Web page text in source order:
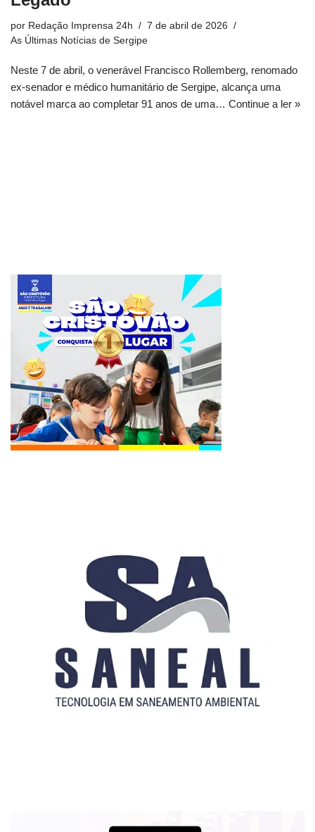
por Redação Imprensa 24h
7 de abril de 2026
As Últimas Notícias de Sergipe
Neste 7 de abril, o venerável Francisco Rollemberg, renomado
ex-senador e médico humanitário de Sergipe, alcança uma
notável marca ao completar 91 anos de uma… Continue a ler »